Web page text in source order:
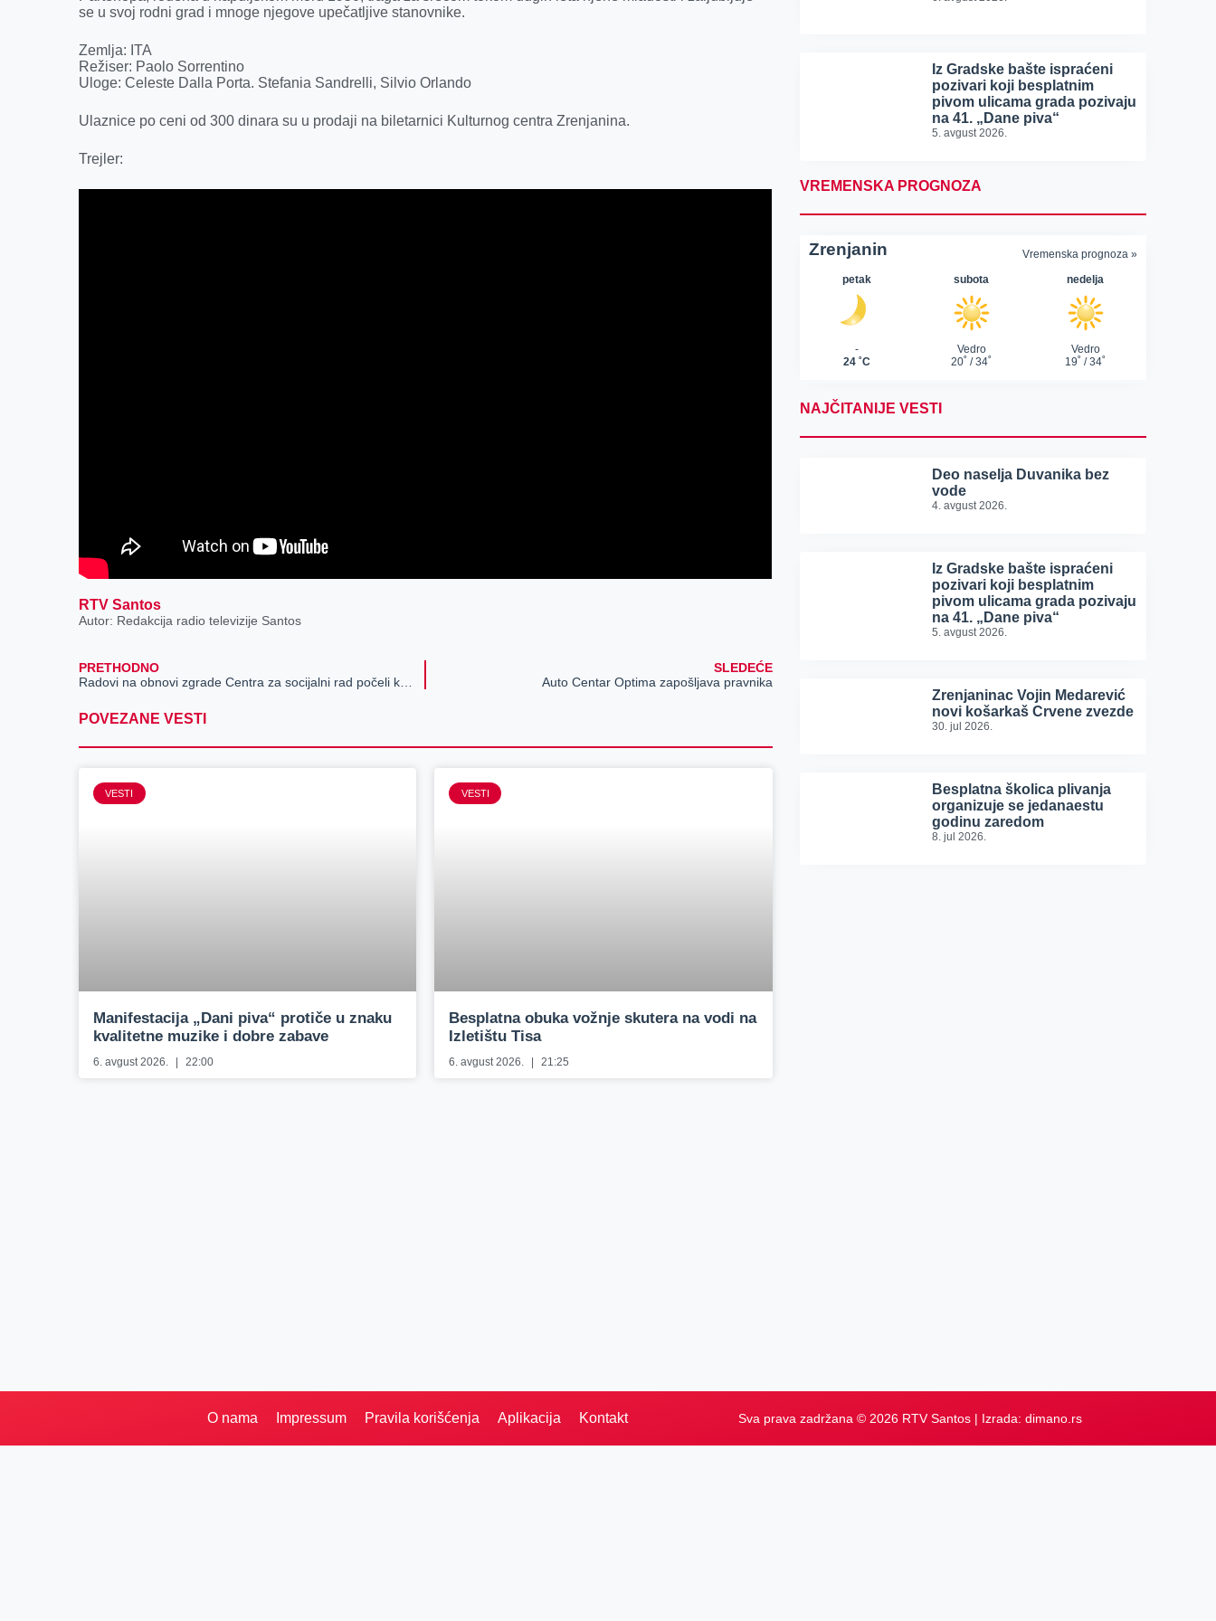
se u svoj rodni grad i mnoge njegove upečatljive stanovnike.
Zemlja: ITA
Režiser: Paolo Sorrentino
Uloge: Celeste Dalla Porta. Stefania Sandrelli, Silvio Orlando
Ulaznice po ceni od 300 dinara su u prodaji na biletarnici Kulturnog centra Zrenjanina.
Trejler:
RTV Santos
Autor: Redakcija radio televizije Santos
PRETHODNO
Radovi na obnovi zgrade Centra za socijalni rad počeli kompletnom sanacijom krovne konstrukcije i pokrivača
SLEDEĆE
Auto Centar Optima zapošljava pravnika
POVEZANE VESTI
VESTI
Manifestacija „Dani piva“ protiče u znaku
kvalitetne muzike i dobre zabave
6. avgust 2026. 22:00
VESTI
Besplatna obuka vožnje skutera na vodi na
Izletištu Tisa
6. avgust 2026. 21:25
Iz Gradske bašte ispraćeni
pozivari koji besplatnim
pivom ulicama grada pozivaju
na 41. „Dane piva“
5. avgust 2026.
VREMENSKA PROGNOZA
NAJČITANIJE VESTI
Deo naselja Duvanika bez
vode
4. avgust 2026.
Iz Gradske bašte ispraćeni
pozivari koji besplatnim
pivom ulicama grada pozivaju
na 41. „Dane piva“
5. avgust 2026.
Zrenjaninac Vojin Medarević
novi košarkaš Crvene zvezde
30. jul 2026.
Besplatna školica plivanja
organizuje se jedanaestu
godinu zaredom
8. jul 2026.
O nama Impressum Pravila korišćenja Aplikacija Kontakt Sva prava zadržana © 2026 RTV Santos | Izrada: dimano.rs